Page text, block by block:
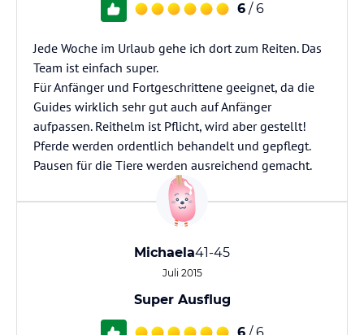
6 / 6
Jede Woche im Urlaub gehe ich dort zum Reiten. Das
Team ist einfach super.
Für Anfänger und Fortgeschrittene geeignet, da die
Guides wirklich sehr gut auch auf Anfänger
aufpassen. Reithelm ist Pflicht, wird aber gestellt!
Pferde werden ordentlich behandelt und gepflegt.
Pausen für die Tiere werden ausreichend gemacht.
Michaela41-45
Juli 2015
Super Ausflug